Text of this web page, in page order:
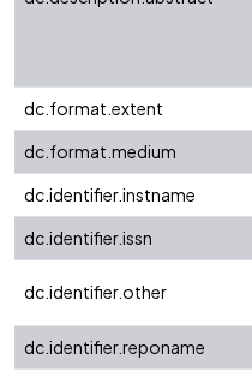
dc.format.extent
dc.format.medium
dc.identifier.instname
dc.identifier.issn
dc.identifier.other
dc.identifier.reponame